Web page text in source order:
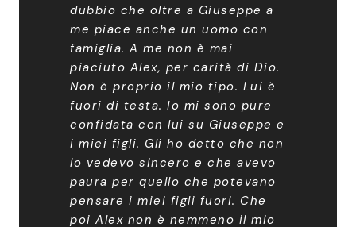
dubbio che oltre a Giuseppe a
me piace anche un uomo con
famiglia. A me non è mai
piaciuto Alex, per carità di Dio.
Non è proprio il mio tipo. Lui è
fuori di testa. Io mi sono pure
confidata con lui su Giuseppe e
i miei figli. Gli ho detto che non
lo vedevo sincero e che avevo
paura per quello che potevano
pensare i miei figli fuori. Che
poi Alex non è nemmeno il mio